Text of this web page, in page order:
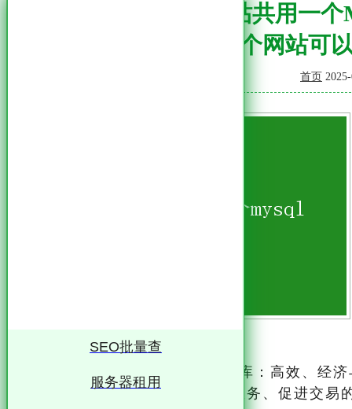
如何实现多个网站共用一
多个网站可
首页
多个网站共用一个MySQL数据库：高效、经
站已成为企业展示形象、提供服务、促进交易
SEO批量查
服务器租用